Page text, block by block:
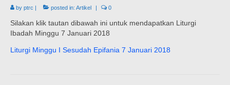
HUBUNGI KAMI
INFO GEREJA
by ptrc | posted in: Artikel | 0
Silakan klik tautan dibawah ini untuk mendapatkan Liturgi
Ibadah Minggu 7 Januari 2018
Liturgi Minggu I Sesudah Epifania 7 Januari 2018